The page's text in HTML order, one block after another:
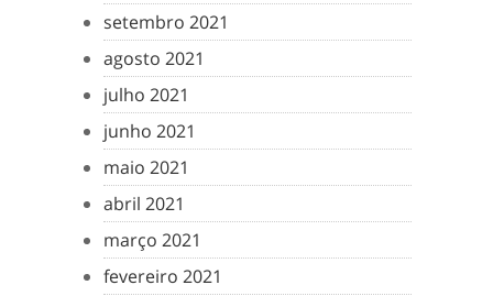
setembro 2021
agosto 2021
julho 2021
junho 2021
maio 2021
abril 2021
março 2021
fevereiro 2021